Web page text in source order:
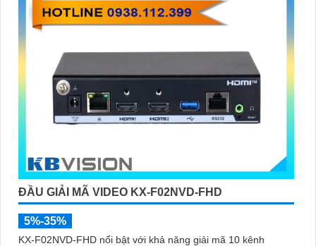
ĐẦU GIẢI MÃ VIDEO KX-F02NVD-FHD
5%-35%
KX-F02NVD-FHD nổi bật với khả năng giải mã 10 kênh